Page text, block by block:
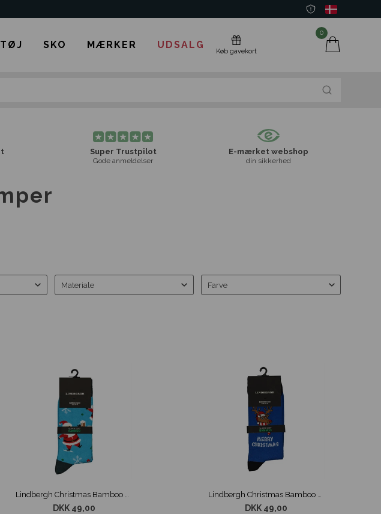
TØJ SKO MÆRKER UDSALG
0
Køb gavekort
Super Trustpilot
Gode anmeldelser
E-mærket webshop
din sikkerhed
Materiale Farve
Lindbergh Christmas Bamboo Sokker Blå str. 40-47
DKK 49,00
Lindbergh Christmas Bamboo Sokker Blå str. 40-47
DKK 49,00